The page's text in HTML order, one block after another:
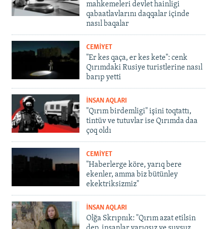
mahkemeleri devlet hainligi
qabaatlavlarını daqqalar içinde
nasıl baqalar
CEMİYET
"Er kes qaça, er kes kete": cenk
Qırımdaki Rusiye turistlerine nasıl
barıp yetti
İNSAN AQLARI
"Qırım birdemligi" işini toqtattı,
tintüv ve tutuvlar ise Qırımda daa
çoq oldı
CEMİYET
"Haberlerge köre, yarıq bere
ekenler, amma biz bütünley
ekektriksizmiz"
İNSAN AQLARI
Olğa Skrıpnık: "Qırım azat etilsin